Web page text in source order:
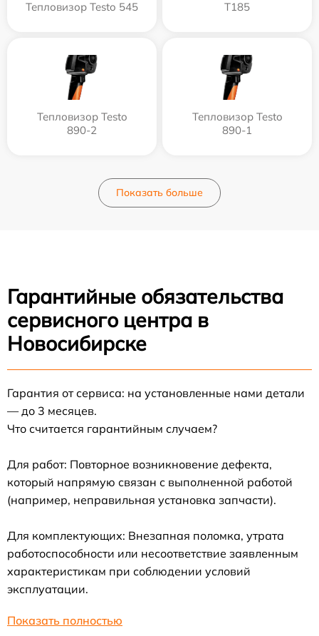
Тепловизор Testo 545
T185
Тепловизор Testo
890-2
Тепловизор Testo
890-1
Показать больше
Гарантийные обязательства
сервисного центра в
Новосибирске
Гарантия от сервиса: на установленные нами детали
— до 3 месяцев.
Что считается гарантийным случаем?
Для работ: Повторное возникновение дефекта,
который напрямую связан с выполненной работой
(например, неправильная установка запчасти).
Для комплектующих: Внезапная поломка, утрата
работоспособности или несоответствие заявленным
характеристикам при соблюдении условий
эксплуатации.
Показать полностью